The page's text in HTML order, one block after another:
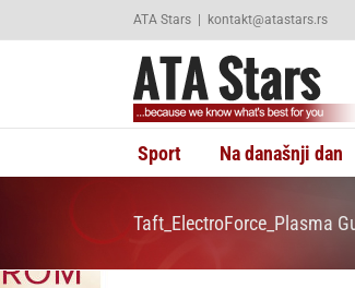
ATA Stars | kontakt@atastars.rs
Sport Na današnji dan
Taft_ElectroForce_Plasma